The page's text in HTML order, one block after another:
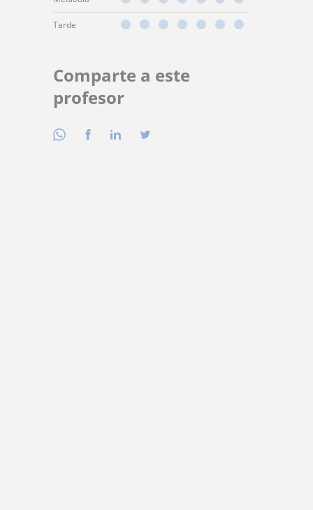
Tarde
Comparte a este
profesor